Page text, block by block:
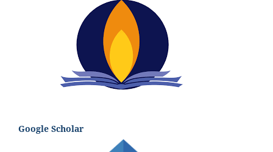
Google Scholar